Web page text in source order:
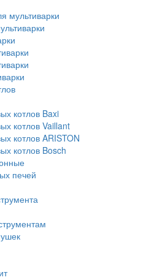
мультиварки
котлов Baxi
котлов Vaillant
котлов ARISTON
котлов Bosch
печей